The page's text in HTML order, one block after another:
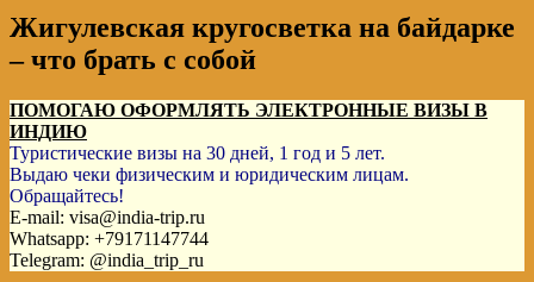
Жигулевская кругосветка на байдарке
– что брать с собой
ПОМОГАЮ ОФОРМЛЯТЬ ЭЛЕКТРОННЫЕ ВИЗЫ В
ИНДИЮ
Туристические визы на 30 дней, 1 год и 5 лет.
Выдаю чеки физическим и юридическим лицам.
Обращайтесь!
E-mail: visa@india-trip.ru
Whatsapp: +79171147744
Telegram: @india_trip_ru